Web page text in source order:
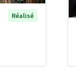
Réalisé